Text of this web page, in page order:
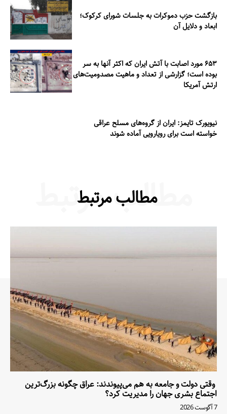
بازگشت حزب دموکرات به جلسات شورای کرکوک؛
ابعاد و دلایل آن
۶۵۳ مورد اصابت با آتش ایران که اکثر آنها به سر
بوده است؛ گزارشی از تعداد و ماهیت مصدومیت‌های
ارتش آمریکا
نیویورک تایمز: ایران از گروه‌های مسلح عراقی
خواسته است برای رویارویی آماده شوند
مطالب مرتبط
مطالب مرتبط
وقتی دولت و جامعه به هم می‌پیوندند: عراق چگونه بزرگ‌ترین
اجتماع بشری جهان را مدیریت کرد؟
7 آگوست 2026